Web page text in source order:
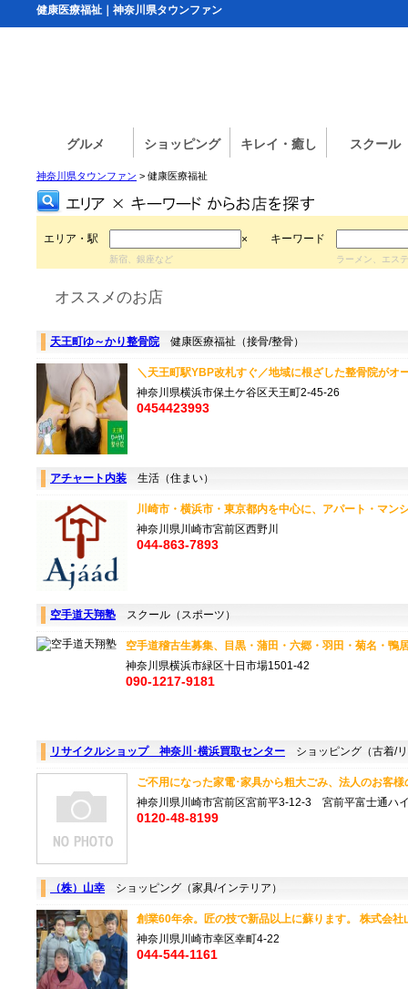
健康医療福祉｜神奈川県タウンファン
グルメ ショッピング キレイ・癒し スクール
神奈川県タウンファン > 健康医療福祉
エリア・駅 × キーワード
新宿、銀座など ラーメン、エス
オススメのお店
天王町ゆ～かり整骨院 健康医療福祉（接骨/整骨）
＼天王町駅YBP改札すぐ／地域に根ざした整骨院が
神奈川県横浜市保土ケ谷区天王町2-45-26
0454423993
アチャート内装 生活（住まい）
川崎市・横浜市・東京都内を中心に、アパート・マ
神奈川県川崎市宮前区西野川
044-863-7893
空手道天翔塾 スクール（スポーツ）
空手道稽古生募集、目黒・蒲田・六郷・羽田・菊名・
神奈川県横浜市緑区十日市場1501-42
090-1217-9181
リサイクルショップ 神奈川･横浜買取センター ショッピング（古着/
ご不用になった家電･家具から粗大ごみ、法人のお客
神奈川県川崎市宮前区宮前平3-12-3 宮前平富士通ハ
0120-48-8199
（株）山幸 ショッピング（家具/インテリア）
創業60年余。匠の技で新品以上に蘇ります。 株式会
神奈川県川崎市幸区幸町4-22
044-544-1161